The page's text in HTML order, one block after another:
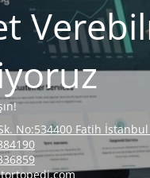
No:534400 Fatih